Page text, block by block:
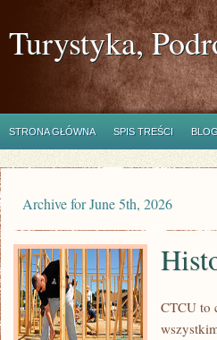
Turystyka,
STRONA GŁÓWNA SPIS TREŚCI
Archive for June 5th, 2026
CTCU to